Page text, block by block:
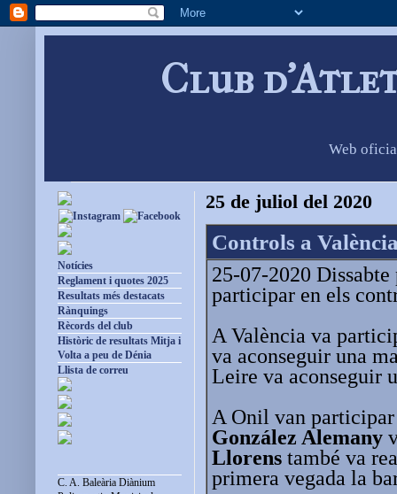
Club
Web
25 de juliol del 2020
Controls a
25-07-2020
participar en els
A València va
va aconseguir una
Leire va aconseguir
A Onil van
González Alemany
Llorens també va
primera vegada la
Notícies
Reglament i quotes 2025
Resultats més destacats
Rànquings
Rècords del club
Històric de resultats Mitja i
Volta a peu de Dénia
Llista de correu
C. A. Baleària Diànium